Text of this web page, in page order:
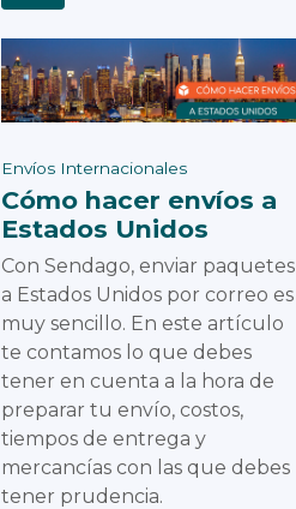
Envíos Internacionales
Cómo hacer envíos a
Estados Unidos
Con Sendago, enviar paquetes
a Estados Unidos por correo es
muy sencillo. En este artículo
te contamos lo que debes
tener en cuenta a la hora de
preparar tu envío, costos,
tiempos de entrega y
mercancías con las que debes
tener prudencia.